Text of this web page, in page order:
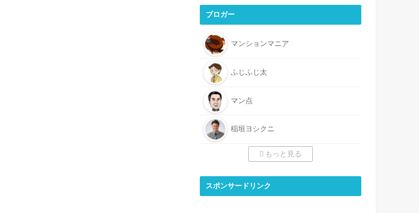
ブロガー
マンションマニア
ふじふじ太
マン点
稲垣ヨシクニ
もっと見る
スポンサードリンク